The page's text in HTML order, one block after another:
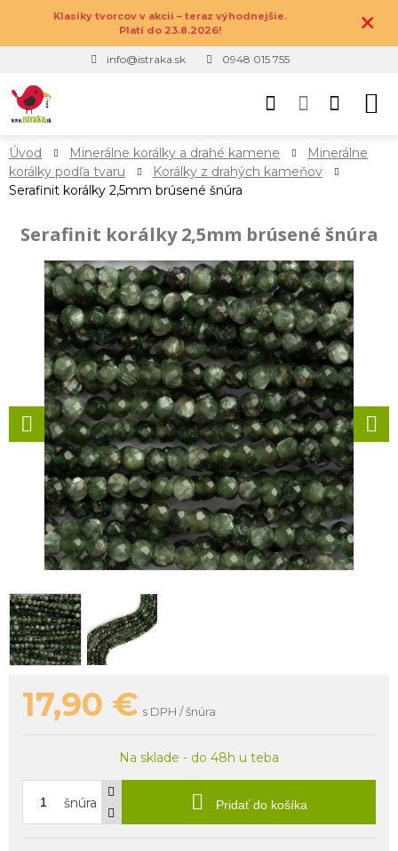
Klasiky tvorcov v akcii – teraz výhodnejšie.
Platí do 23.8.2026!
×
info@istraka.sk 0948 015 755
Úvod Minerálne korálky a drahé kamene
Minerálne
korálky podľa tvaru
Korálky z drahých kameňov
Serafinit korálky 2,5mm brúsené šnúra
Serafinit korálky 2,5mm brúsené šnúra
17,90 € s DPH / šnúra
Na sklade - do 48h u teba
šnúra Pridať do košíka